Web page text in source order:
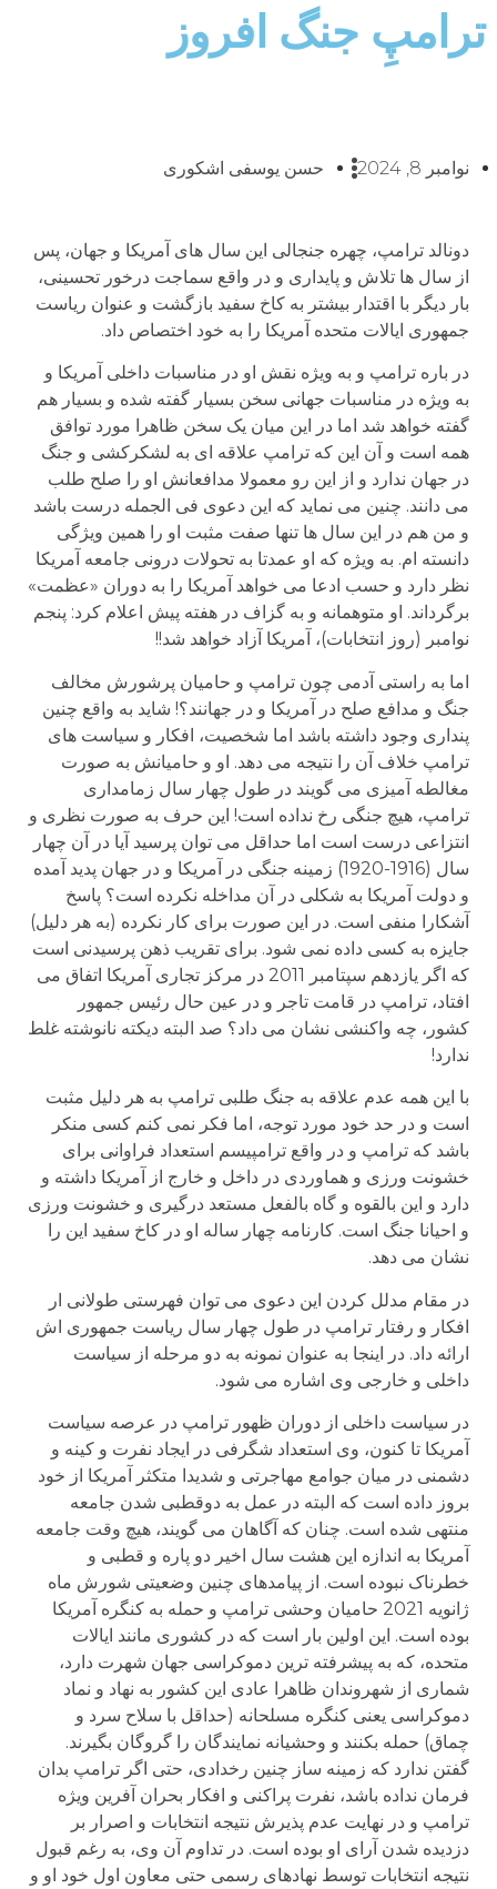
ترامپِ جنگ افروز
نوامبر 8, 2024 حسن یوسفی اشکوری
دونالد ترامپ، چهره جنجالی این سال های آمریکا و جهان، پس
از سال ها تلاش و پایداری و در واقع سماجت درخور تحسینی،
بار دیگر با اقتدار بیشتر به کاخ سفید بازگشت و عنوان ریاست
جمهوری ایالات متحده آمریکا را به خود اختصاص داد.
در باره ترامپ و به ویژه نقش او در مناسبات داخلی آمریکا و
به ویژه در مناسبات جهانی سخن بسیار گفته شده و بسیار هم
گفته خواهد شد اما در این میان یک سخن ظاهرا مورد توافق
همه است و آن این که ترامپ علاقه ای به لشکرکشی و جنگ
در جهان ندارد و از این رو معمولا مدافعانش او را صلح طلب
می دانند. چنین می نماید که این دعوی فی الجمله درست باشد
و من هم در این سال ها تنها صفت مثبت او را همین ویژگی
دانسته ام. به ویژه که او عمدتا به تحولات درونی جامعه آمریکا
نظر دارد و حسب ادعا می خواهد آمریکا را به دوران «عظمت»
برگرداند. او متوهمانه و به گزاف در هفته پیش اعلام کرد: پنجم
نوامبر (روز انتخابات)، آمریکا آزاد خواهد شد!!
اما به راستی آدمی چون ترامپ و حامیان پرشورش مخالف
جنگ و مدافع صلح در آمریکا و در جهانند؟! شاید به واقع چنین
پنداری وجود داشته باشد اما شخصیت، افکار و سیاست های
ترامپ خلاف آن را نتیجه می دهد. او و حامیانش به صورت
مغالطه آمیزی می گویند در طول چهار سال زمامداری
ترامپ، هیچ جنگی رخ نداده است! این حرف به صورت نظری و
انتزاعی درست است اما حداقل می توان پرسید آیا در آن چهار
سال (1916-1920) زمینه جنگی در آمریکا و در جهان پدید آمده
و دولت آمریکا به شکلی در آن مداخله نکرده است؟ پاسخ
آشکارا منفی است. در این صورت برای کار نکرده (به هر دلیل)
جایزه به کسی داده نمی شود. برای تقریب ذهن پرسیدنی است
که اگر یازدهم سپتامبر 2011 در مرکز تجاری آمریکا اتفاق می
افتاد، ترامپ در قامت تاجر و در عین حال رئیس جمهور
کشور، چه واکنشی نشان می داد؟ صد البته دیکته نانوشته غلط
ندارد!
با این همه عدم علاقه به جنگ طلبی ترامپ به هر دلیل مثبت
است و در حد خود مورد توجه، اما فکر نمی کنم کسی منکر
باشد که ترامپ و در واقع ترامپیسم استعداد فراوانی برای
خشونت ورزی و هماوردی در داخل و خارج از آمریکا داشته و
دارد و این بالقوه و گاه بالفعل مستعد درگیری و خشونت ورزی
و احیانا جنگ است. کارنامه چهار ساله او در کاخ سفید این را
نشان می دهد.
در مقام مدلل کردن این دعوی می توان فهرستی طولانی ار
افکار و رفتار ترامپ در طول چهار سال ریاست جمهوری اش
ارائه داد. در اینجا به عنوان نمونه به دو مرحله از سیاست
داخلی و خارجی وی اشاره می شود.
در سیاست داخلی از دوران ظهور ترامپ در عرصه سیاست
آمریکا تا کنون، وی استعداد شگرفی در ایجاد نفرت و کینه و
دشمنی در میان جوامع مهاجرتی و شدیدا متکثر آمریکا از خود
بروز داده است که البته در عمل به دوقطبی شدن جامعه
منتهی شده است. چنان که آگاهان می گویند، هیچ وقت جامعه
آمریکا به اندازه این هشت سال اخیر دو پاره و قطبی و
خطرناک نبوده است. از پیامدهای چنین وضعیتی شورش ماه
ژانویه 2021 حامیان وحشی ترامپ و حمله به کنگره آمریکا
بوده است. این اولین بار است که در کشوری مانند ایالات
متحده، که به پیشرفته ترین دموکراسی جهان شهرت دارد،
شماری از شهروندان ظاهرا عادی این کشور به نهاد و نماد
دموکراسی یعنی کنگره مسلحانه (حداقل با سلاح سرد و
چماق) حمله بکنند و وحشیانه نمایندگان را گروگان بگیرند.
گفتن ندارد که زمینه ساز چنین رخدادی، حتی اگر ترامپ بدان
فرمان نداده باشد، نفرت پراکنی و افکار بحران آفرین ویژه
ترامپ و در نهایت عدم پذیرش نتیجه انتخابات و اصرار بر
دزدیده شدن آرای او بوده است. در تداوم آن وی، به رغم قبول
نتیجه انتخابات توسط نهادهای رسمی حتی معاون اول خود او و